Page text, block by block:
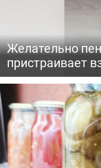
Желательно
пристраивает